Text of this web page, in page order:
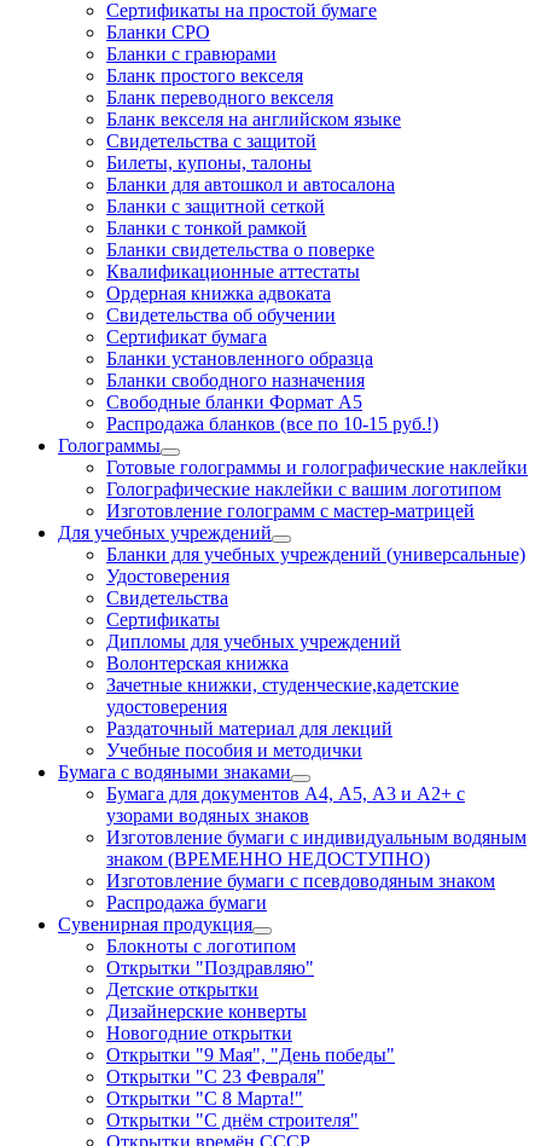
Cертификаты на простой бумаге
Бланки СРО
Бланки с гравюрами
Бланк простого векселя
Бланк переводного векселя
Бланк векселя на английском языке
Свидетельства с защитой
Билеты, купоны, талоны
Бланки для автошкол и автосалона
Бланки с защитной сеткой
Бланки с тонкой рамкой
Бланки свидетельства о поверке
Квалификационные аттестаты
Ордерная книжка адвоката
Свидетельства об обучении
Сертификат бумага
Бланки установленного образца
Бланки свободного назначения
Свободные бланки Формат А5
Распродажа бланков (все по 10-15 руб.!)
Голограммы
Готовые голограммы и голографические наклейки
Голографические наклейки с вашим логотипом
Изготовление голограмм с мастер-матрицей
Для учебных учреждений
Бланки для учебных учреждений (универсальные)
Удостоверения
Свидетельства
Сертификаты
Дипломы для учебных учреждений
Волонтерская книжка
Зачетные книжки, студенческие,кадетские
удостоверения
Раздаточный материал для лекций
Учебные пособия и методички
Бумага с водяными знаками
Бумага для документов А4, А5, А3 и А2+ с
узорами водяных знаков
Изготовление бумаги с индивидуальным водяным
знаком (ВРЕМЕННО НЕДОСТУПНО)
Изготовление бумаги с псевдоводяным знаком
Распродажа бумаги
Сувенирная продукция
Блокноты с логотипом
Открытки "Поздравляю"
Детские открытки
Дизайнерские конверты
Новогодние открытки
Открытки "9 Мая", "День победы"
Открытки "С 23 Февраля"
Открытки "С 8 Марта!"
Открытки "С днём строителя"
Открытки времён СССР